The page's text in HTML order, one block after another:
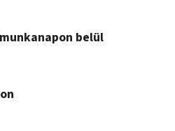
belül